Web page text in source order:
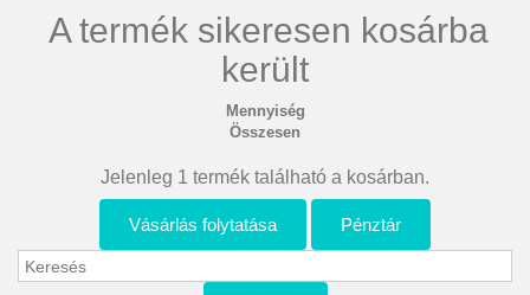
A termék sikeresen kosárba
került
Mennyiség
Összesen
Jelenleg 1 termék található a kosárban.
Vásárlás folytatása Pénztár